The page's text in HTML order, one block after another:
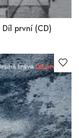
první (CD)